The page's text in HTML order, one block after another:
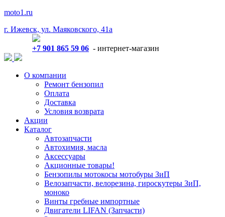
moto1.ru
г. Ижевск, ул. Маяковского, 41а
+7 901 865 59 06 - интернет-магазин
О компании
Ремонт бензопил
Оплата
Доставка
Условия возврата
Акции
Каталог
Автозапчасти
Автохимия, масла
Аксессуары
Акционные товары!
Бензопилы мотокосы мотобуры ЗиП
Велозапчасти, велорезина, гироскутеры ЗиП,
моноко
Винты гребные импортные
Двигатели LIFAN (Запчасти)